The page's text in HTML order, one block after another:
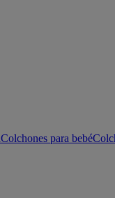
Colchones para bebé